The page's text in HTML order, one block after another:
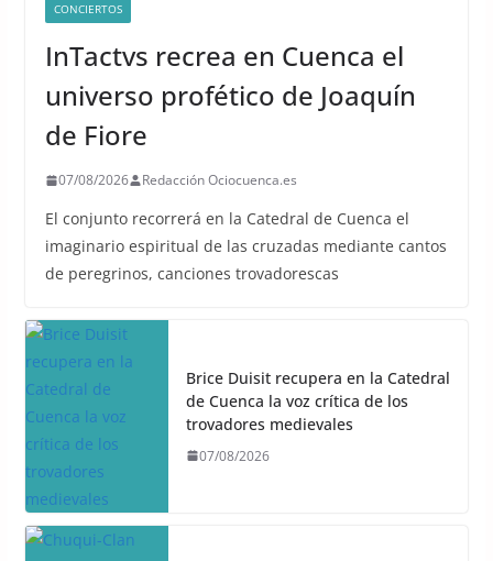
CONCIERTOS
InTactvs recrea en Cuenca el
universo profético de Joaquín
de Fiore
07/08/2026 Redacción Ociocuenca.es
El conjunto recorrerá en la Catedral de Cuenca el
imaginario espiritual de las cruzadas mediante cantos
de peregrinos, canciones trovadorescas
Brice Duisit recupera en la Catedral
de Cuenca la voz crítica de los
trovadores medievales
07/08/2026